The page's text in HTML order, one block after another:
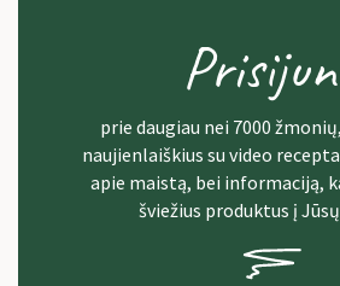
prie daugiau nei 7000
naujienlaiškius su video
apie maistą, bei informaciją,
šviežius produktus į